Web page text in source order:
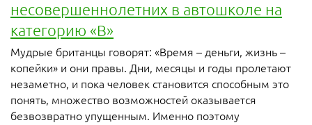
несовершеннолетних в автошколе на
категорию «В»
Мудрые британцы говорят: «Время – деньги, жизнь –
копейки» и они правы. Дни, месяцы и годы пролетают
незаметно, и пока человек становится способным это
понять, множество возможностей оказывается
безвозвратно упущенным. Именно поэтому